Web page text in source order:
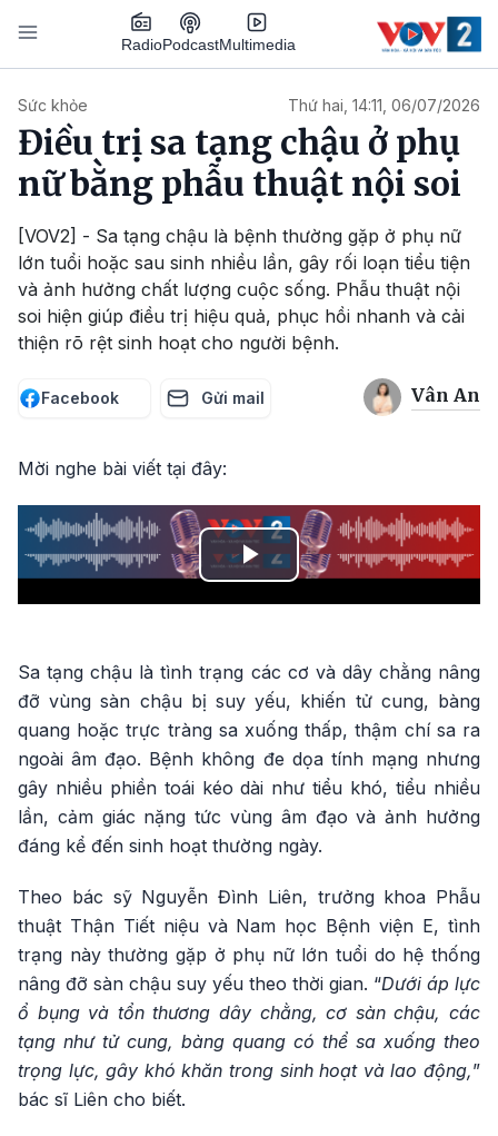
Nhảy đến nội dung
RadioPodcastMultimedia
Sức khỏe Thứ hai, 14:11, 06/07/2026
Điều trị sa tạng chậu ở phụ
nữ bằng phẫu thuật nội soi
[VOV2] - Sa tạng chậu là bệnh thường gặp ở phụ nữ
lớn tuổi hoặc sau sinh nhiều lần, gây rối loạn tiểu tiện
và ảnh hưởng chất lượng cuộc sống. Phẫu thuật nội
soi hiện giúp điều trị hiệu quả, phục hồi nhanh và cải
thiện rõ rệt sinh hoạt cho người bệnh.
Facebook Gửi mail Vân An
Mời nghe bài viết tại đây:
Play
Sa tạng chậu là tình trạng các cơ và dây chằng nâng
đỡ vùng sàn chậu bị suy yếu, khiến tử cung, bàng
quang hoặc trực tràng sa xuống thấp, thậm chí sa ra
ngoài âm đạo. Bệnh không đe dọa tính mạng nhưng
gây nhiều phiền toái kéo dài như tiểu khó, tiểu nhiều
lần, cảm giác nặng tức vùng âm đạo và ảnh hưởng
đáng kể đến sinh hoạt thường ngày.
Theo bác sỹ Nguyễn Đình Liên, trưởng khoa Phẫu
thuật Thận Tiết niệu và Nam học Bệnh viện E, tình
trạng này thường gặp ở phụ nữ lớn tuổi do hệ thống
nâng đỡ sàn chậu suy yếu theo thời gian. “Dưới áp lực
ổ bụng và tổn thương dây chằng, cơ sàn chậu, các
tạng như tử cung, bàng quang có thể sa xuống theo
trọng lực, gây khó khăn trong sinh hoạt và lao động,”
bác sĩ Liên cho biết.